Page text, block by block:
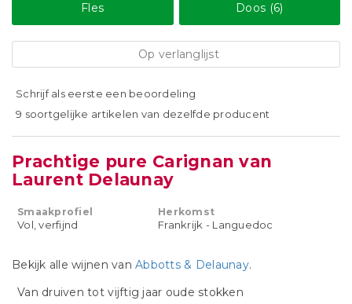
Fles Doos (6)
Op verlanglijst
Schrijf als eerste een beoordeling
9 soortgelijke artikelen van dezelfde producent
Prachtige pure Carignan van
Laurent Delaunay
Smaakprofiel
Vol, verfijnd
Herkomst
Frankrijk - Languedoc
Bekijk alle wijnen vanAbbotts & Delaunay.
Van druiven tot vijftig jaar oude stokken